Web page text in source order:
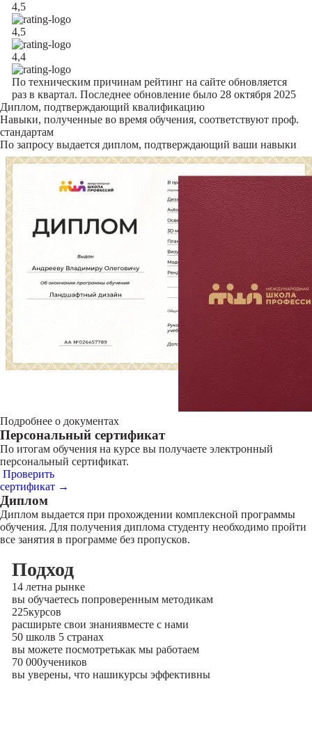
4,5
4,5
4,4
По техническим причинам рейтинг на сайте обновляется
раз в квартал. Последнее обновление было 28 октября 2025
Диплом, подтверждающий квалификацию
Навыки, полученные во время обучения, соответствуют проф.
стандартам
По запросу выдается диплом, подтверждающий ваши навыки
Подробнее о документах
Персональный сертификат
По итогам обучения на курсе вы получаете электронный
персональный сертификат.
Проверить
сертификат →
Диплом
Диплом выдается при прохождении комплексной программы
обучения. Для получения диплома студенту необходимо пройти
все занятия в программе без пропусков.
Подход
14 летна рынке
вы обучаетесь попроверенным методикам
225курсов
расширьте свои знаниявместе с нами
50 школв 5 странах
вы можете посмотретькак мы работаем
70 000учеников
вы уверены, что нашикурсы эффективны